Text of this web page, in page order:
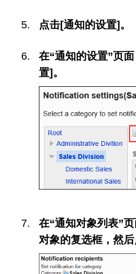
点击[通知的设置]。
在“通知的设置”页
置]。
在“通知对象列表”
对象的复选框，然后